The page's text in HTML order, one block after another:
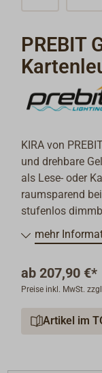
PREBIT
KIRA von
und drehbare
als Lese- oder
raumsparend
stufenlos
Nachtlicht.
Erhältlich
Oberfäche. Die
Zustand beträgt
mehr
ab 207,90 €*
Preise inkl. MwSt.
Artikel im